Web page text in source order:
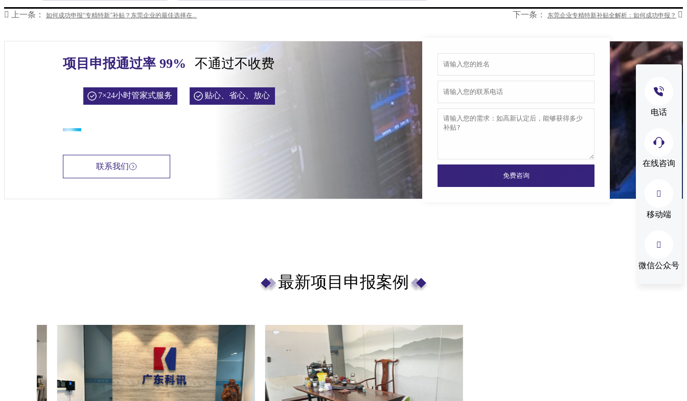
 上一条： 如何成功申报“专精特新”补贴？东莞企业的最佳选择在... 下一条： 东莞企业专精特新补贴全解析：如何成功申报？ 
项目申报通过率 99% 不通过不收费
7×24小时管家式服务 贴心、省心、放心
联系我们
最新项目申报案例
电话
在线咨询

移动端

微信公众号